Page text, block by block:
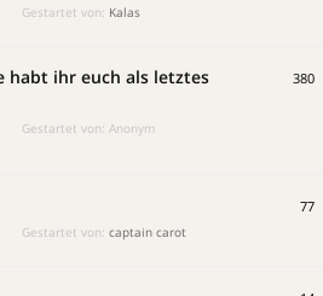
Gestartet von: Kalas
habt ihr euch als letztes
Gestartet von: Anonym
380
Gestartet von: captain carot
77